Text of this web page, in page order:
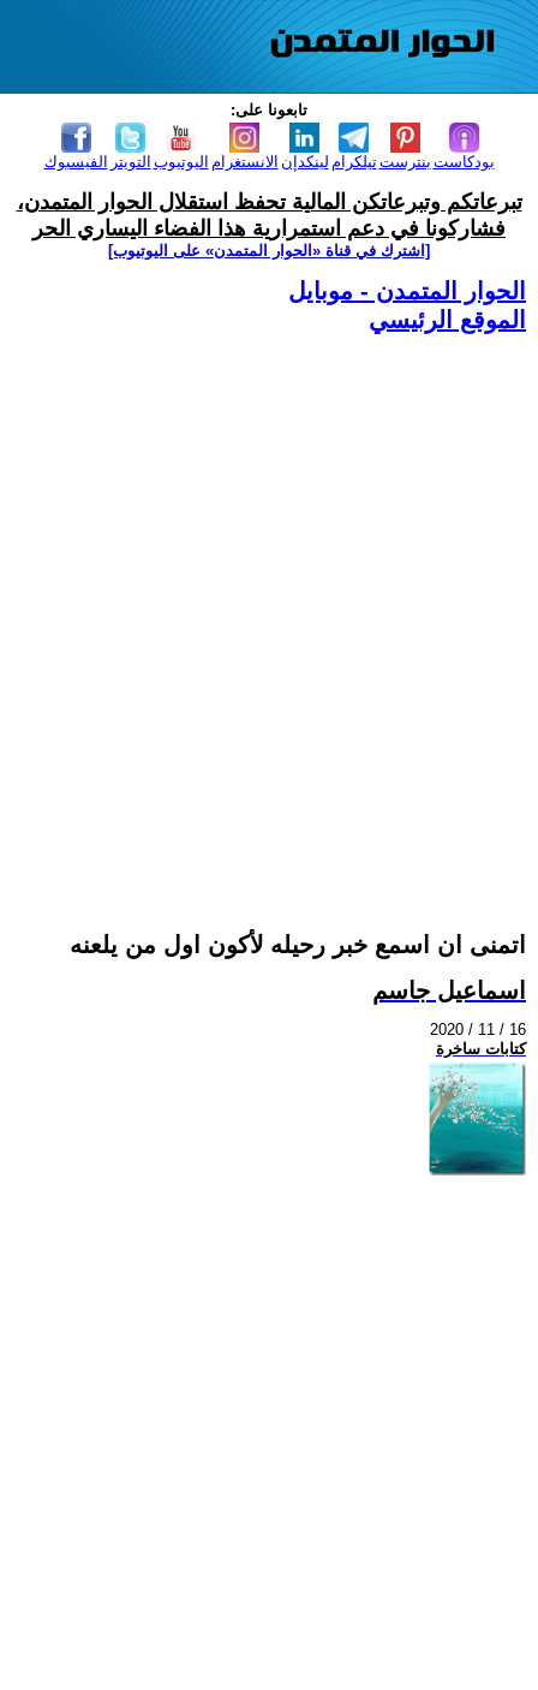
تابعونا على:
الفيسبوك التويتر اليوتيوب الانستغرام لينكدإن تيلكرامبنترست بودكاست
تبرعاتكم وتبرعاتكن المالية تحفظ استقلال الحوار المتمدن،
فشاركونا في دعم استمرارية هذا الفضاء اليساري الحر
[اشترك في قناة ‫«الحوار المتمدن» على اليوتيوب]
الحوار المتمدن - موبايل
الموقع الرئيسي
اتمنى ان اسمع خبر رحيله لأكون اول من يلعنه
اسماعيل جاسم
2020 / 11 / 16
كتابات ساخرة